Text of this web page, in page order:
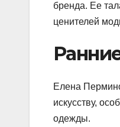
бренда. Ее
ценителей
Елена
искусству,
одежды.